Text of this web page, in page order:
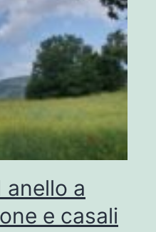
anello a
e casali